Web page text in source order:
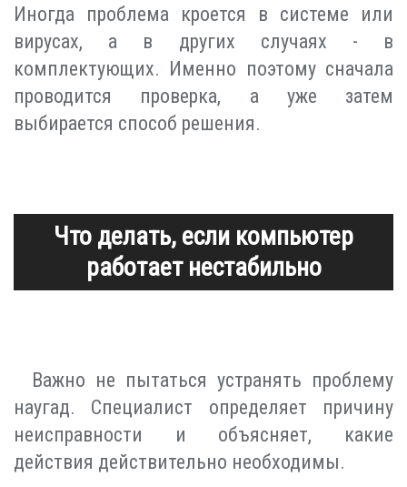
Иногда проблема кроется в системе или
вирусах, а в других случаях - в
комплектующих. Именно поэтому сначала
проводится проверка, а уже затем
выбирается способ решения.
Что делать, если компьютер
работает нестабильно
Важно не пытаться устранять проблему
наугад. Специалист определяет причину
неисправности и объясняет, какие
действия действительно необходимы.